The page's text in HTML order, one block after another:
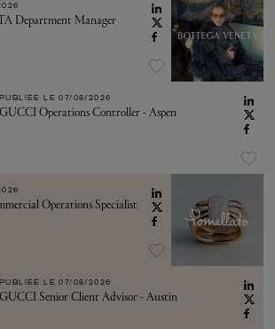
Department Manager
PUBLIÉE LE 07/08/2026
GUCCI Operations Controller - Aspen
Operations Specialist
PUBLIÉE LE 07/08/2026
GUCCI Senior Client Advisor - Austin